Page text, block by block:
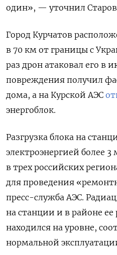
один», — уточнил
Город Курчатов
в 70 км от границы с
раз дрон атаковал его в
повреждения получил
дома, а на Курской АЭС
энергоблок.
Разгрузка блока на
электроэнергией более
в трех российских
для проведения
пресс-служба АЭС.
на станции и в районе
находился на уровне,
нормальной